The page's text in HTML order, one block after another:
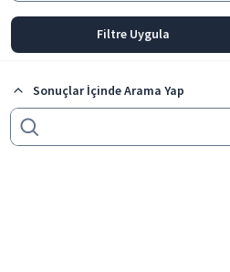
Filtre Uygula
Sonuçlar İçinde Arama Yap